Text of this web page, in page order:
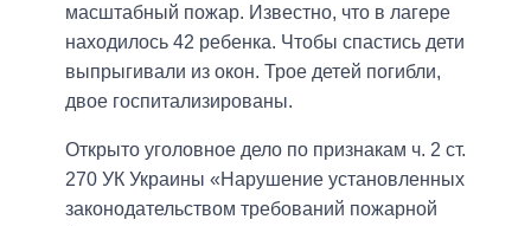
масштабный пожар. Известно, что в лагере
находилось 42 ребенка. Чтобы спастись дети
выпрыгивали из окон. Трое детей погибли,
двое госпитализированы.
Открыто уголовное дело по признакам ч. 2 ст.
270 УК Украины «Нарушение установленных
законодательством требований пожарной